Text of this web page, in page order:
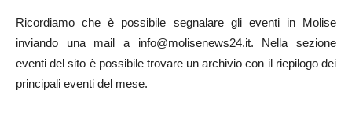
Ricordiamo che è possibile segnalare gli eventi in Molise
inviando una mail a info@molisenews24.it. Nella sezione
eventi del sito è possibile trovare un archivio con il riepilogo dei
principali eventi del mese.